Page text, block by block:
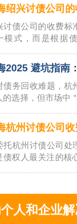
讨债公司的收费标
模式，而是根据
体介绍…
债务回收难题，杭
的选择，但市场中 “
托杭州讨债公司处
债权人最关注的核
人和企业